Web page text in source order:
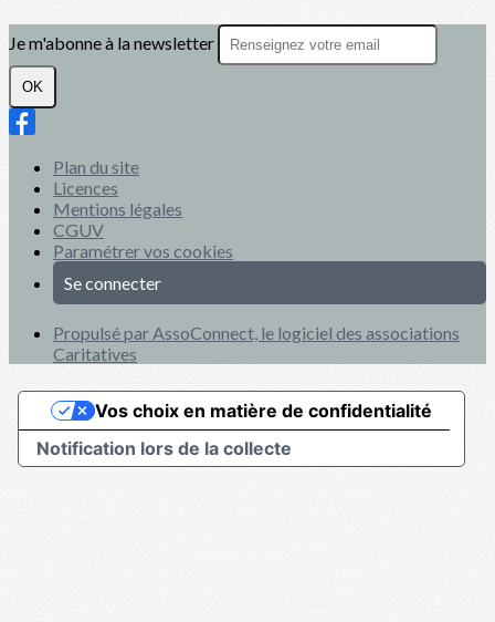
Je m'abonne à la newsletter
OK
Plan du site
Licences
Mentions légales
CGUV
Paramétrer vos cookies
Se connecter
Propulsé par AssoConnect, le logiciel des associations
Caritatives
Notification lors de la collecte
Vos choix en matière de confidentialité